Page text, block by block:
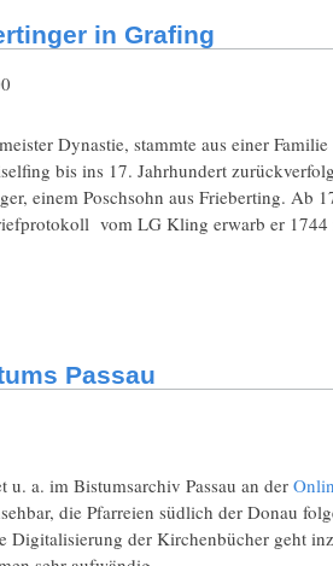
in Grafing
Dynastie, stammte aus einer
bis ins 17. Jahrhundert
einem Poschsohn aus Frieberting. Ab
vom LG Kling erwarb er 1744
Passau
u. a. im Bistumsarchiv Passau an der
die Pfarreien südlich der Donau
der Kirchenbücher geht